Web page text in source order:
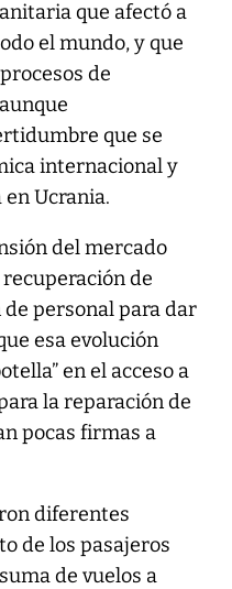
que afectó a
el mundo, y que
de
que se
internacional y
Ucrania.
del mercado
de
personal para dar
esa evolución
en el acceso a
la reparación de
pocas firmas a
diferentes
de los pasajeros
de vuelos a